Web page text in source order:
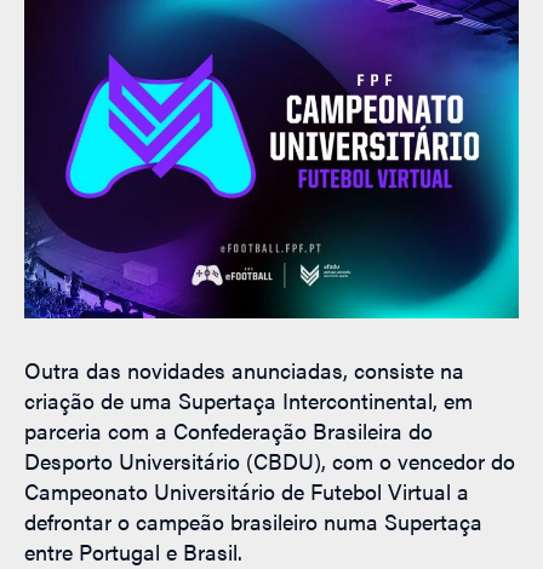
Outra das novidades anunciadas, consiste na
criação de uma Supertaça Intercontinental, em
parceria com a Confederação Brasileira do
Desporto Universitário (CBDU), com o vencedor do
Campeonato Universitário de Futebol Virtual a
defrontar o campeão brasileiro numa Supertaça
entre Portugal e Brasil.